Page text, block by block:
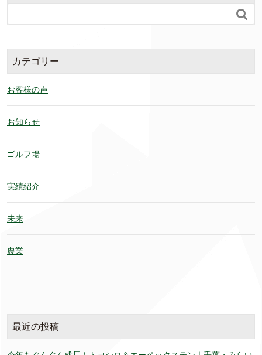

カテゴリー
お客様の声
お知らせ
ゴルフ場
実績紹介
未来
農業
最近の投稿